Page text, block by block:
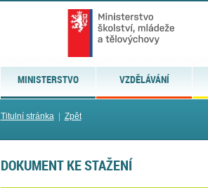
MINISTERSTVO VZDĚLÁVÁNÍ
Titulní stránka| Zpět
DOKUMENT KE STAŽENÍ